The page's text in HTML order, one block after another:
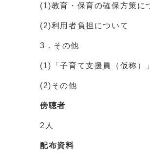
(1)教育・保育の確保方策に
(2)利用者負担について
3．その他
(1)「子育て支援員（仮称）
(2)その他
傍聴者
2人
配布資料